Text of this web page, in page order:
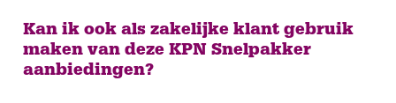
Kan ik ook als zakelijke klant gebruik
maken van deze KPN Snelpakker
aanbiedingen?